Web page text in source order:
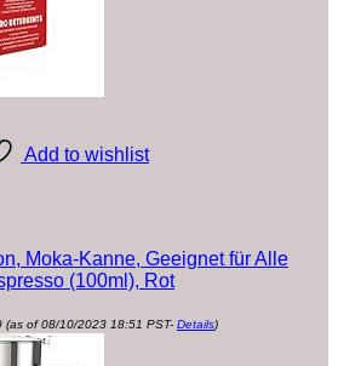
Add to wishlist
Moka-Kanne, Geeignet für Alle
(100ml), Rot
€32.82
bis
€40.99
(as of 08/10/2023 18:51 PST- Details)